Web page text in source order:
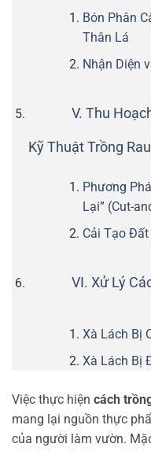
Bón Phân
Thân Lá
Nhận Diện
V. Thu
Kỹ Thuật Trồng Rau
Phương
Lại” (Cut-
Cải Tạo
VI. Xử Lý
Xà Lách Bị
Xà Lách Bị
Việc thực hiện cách
mang lại nguồn thực
của người làm vườn.